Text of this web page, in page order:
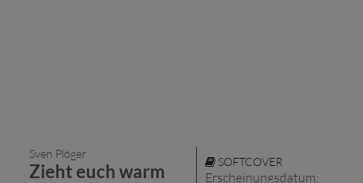
Sven Plöger
Zieht euch warm
SOFTCOVER
Erscheinungsdatum: